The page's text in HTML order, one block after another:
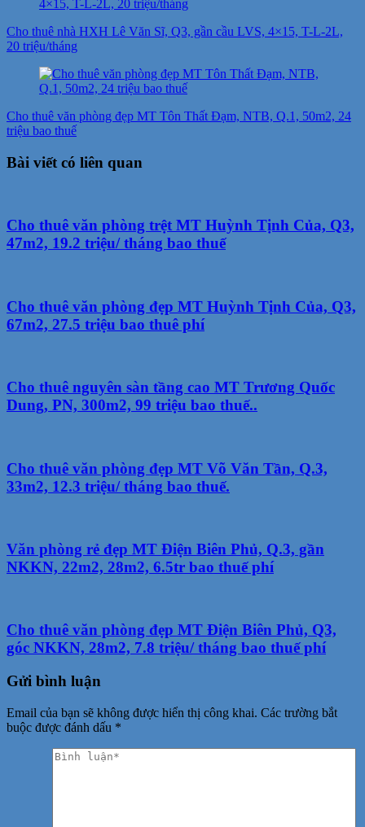
Cho thuê nhà HXH Lê Văn Sĩ, Q3, gần cầu LVS, 4×15, T-L-2L,
20 triệu/tháng
Cho thuê văn phòng đẹp MT Tôn Thất Đạm, NTB, Q.1, 50m2, 24
triệu bao thuế
Bài viết có liên quan
Cho thuê văn phòng trệt MT Huỳnh Tịnh Của, Q3,
47m2, 19.2 triệu/ tháng bao thuế
Cho thuê văn phòng đẹp MT Huỳnh Tịnh Của, Q3,
67m2, 27.5 triệu bao thuê phí
Cho thuê nguyên sàn tầng cao MT Trương Quốc
Dung, PN, 300m2, 99 triệu bao thuế..
Cho thuê văn phòng đẹp MT Võ Văn Tần, Q.3,
33m2, 12.3 triệu/ tháng bao thuế.
Văn phòng rẻ đẹp MT Điện Biên Phủ, Q.3, gần
NKKN, 22m2, 28m2, 6.5tr bao thuế phí
Cho thuê văn phòng đẹp MT Điện Biên Phủ, Q3,
góc NKKN, 28m2, 7.8 triệu/ tháng bao thuế phí
Gửi bình luận
Email của bạn sẽ không được hiển thị công khai. Các trường bắt
buộc được đánh dấu *